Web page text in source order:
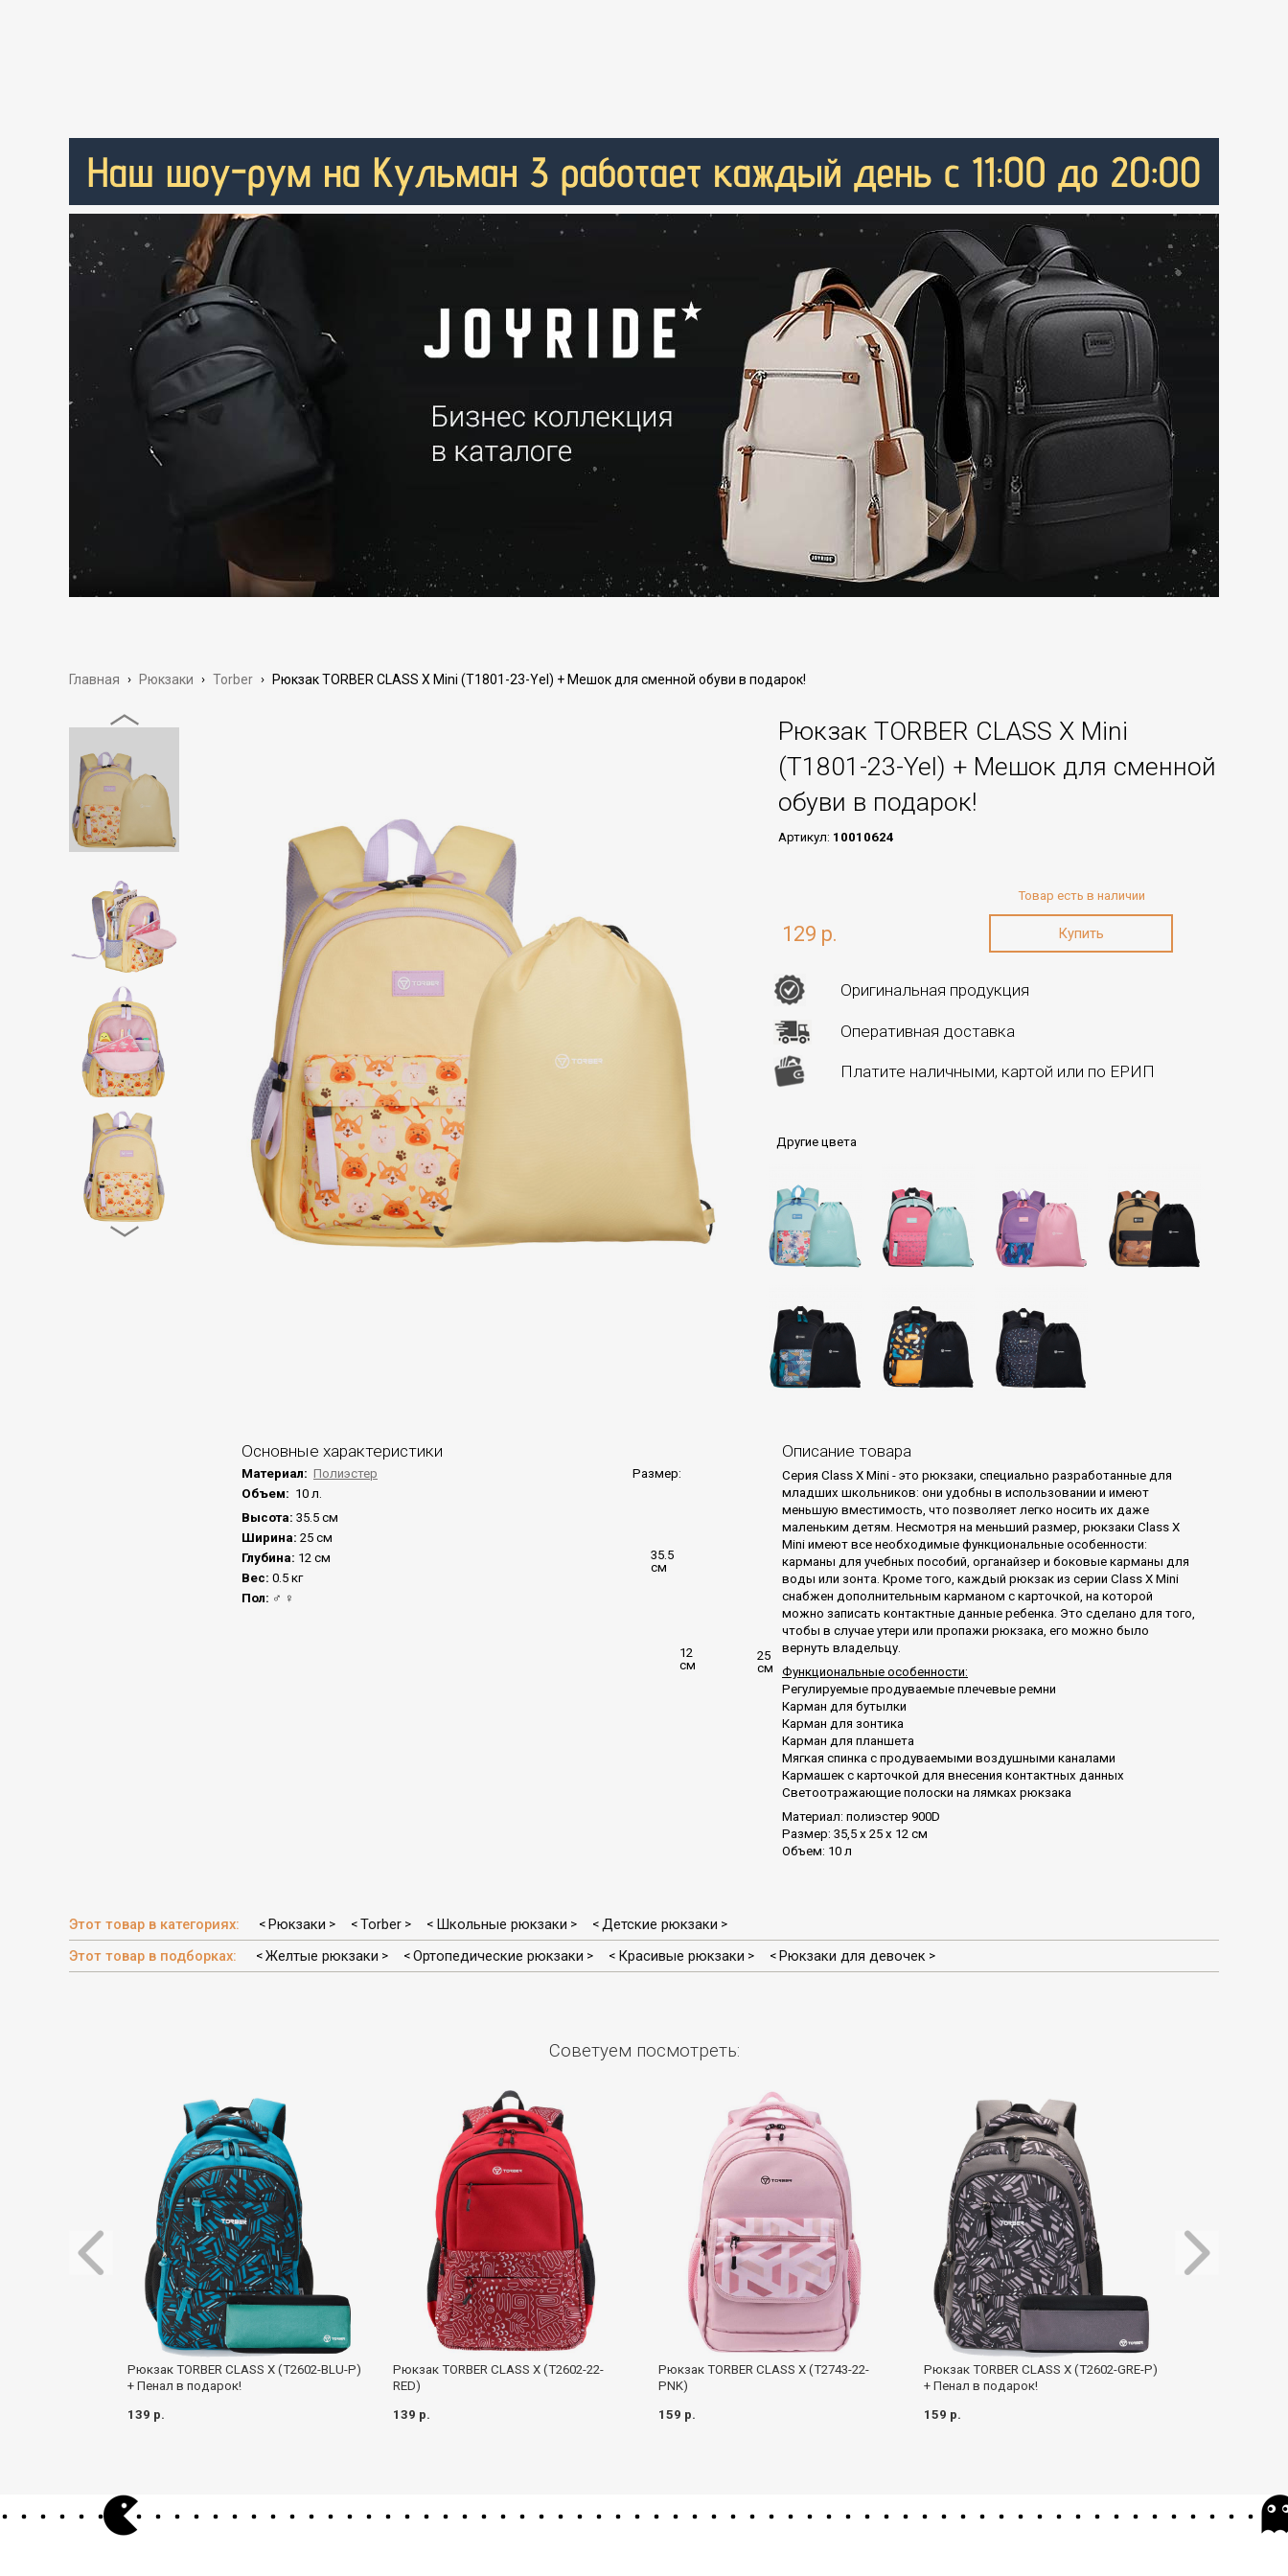
Главная › Рюкзаки › Torber › Рюкзак TORBER CLASS X Mini (T1801-23-Yel) + Мешок для сменной обуви в подарок!
Рюкзак TORBER CLASS X Mini
(T1801-23-Yel) + Мешок для сменной
обуви в подарок!
Артикул: 10010624
129 р.
Товар есть в наличии
Оригинальная продукция
Оперативная доставка
Платите наличными, картой или по ЕРИП
Другие цвета
Основные характеристики
35.5
см
12
см
25
см
Размер:
Материал: Полиэстер
Объем: 10 л.
Высота: 35.5 см
Ширина: 25 см
Глубина: 12 см
Вес: 0.5 кг
Пол: ♂ ♀
Описание товара
Серия Class X Mini - это рюкзаки, специально разработанные для
младших школьников: они удобны в использовании и имеют
меньшую вместимость, что позволяет легко носить их даже
маленьким детям. Несмотря на меньший размер, рюкзаки Class X
Mini имеют все необходимые функциональные особенности:
карманы для учебных пособий, органайзер и боковые карманы для
воды или зонта. Кроме того, каждый рюкзак из серии Class X Mini
снабжен дополнительным карманом с карточкой, на которой
можно записать контактные данные ребенка. Это сделано для того,
чтобы в случае утери или пропажи рюкзака, его можно было
вернуть владельцу.
Функциональные особенности:
Регулируемые продуваемые плечевые ремни
Карман для бутылки
Карман для зонтика
Карман для планшета
Мягкая спинка с продуваемыми воздушными каналами
Кармашек с карточкой для внесения контактных данных
Светоотражающие полоски на лямках рюкзака
Материал: полиэстер 900D
Размер: 35,5 x 25 x 12 см
Объем: 10 л
Этот товар в категориях: < Рюкзаки > < Torber > < Школьные рюкзаки > < Детские рюкзаки >
Этот товар в подборках: < Желтые рюкзаки > < Ортопедические рюкзаки > < Красивые рюкзаки > < Рюкзаки для девочек >
Советуем посмотреть:
Рюкзак TORBER CLASS X (T2602-BLU-P)
+ Пенал в подарок!
139 р.
Рюкзак TORBER CLASS X (T2602-22-
RED)
139 р.
Рюкзак TORBER CLASS X (T2743-22-
PNK)
159 р.
Рюкзак TORBER CLASS X (T2602-GRE-P)
+ Пенал в подарок!
159 р.